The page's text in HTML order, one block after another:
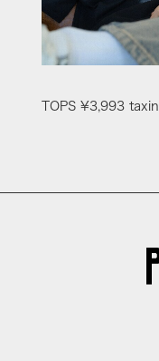
TOPS ¥3,993 taxin